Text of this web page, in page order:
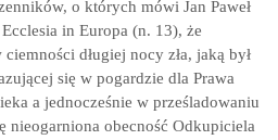
o których mówi Jan Paweł
in Europa (n. 13), że
długiej nocy zła, jaką był
się w pogardzie dla Prawa
a jednocześnie w prześladowaniu
nieogarniona obecność Odkupiciela